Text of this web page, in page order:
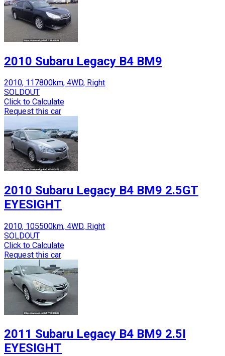
2010 Subaru Legacy B4 BM9
2010, 117800km, 4WD, Right
SOLDOUT
Click to Calculate
Request this car
2010 Subaru Legacy B4 BM9 2.5GT
EYESIGHT
2010, 105500km, 4WD, Right
SOLDOUT
Click to Calculate
Request this car
2011 Subaru Legacy B4 BM9 2.5I
EYESIGHT